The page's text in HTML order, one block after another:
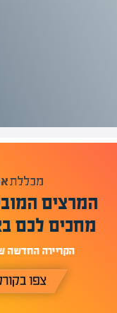
בישראל
אקדמי
מומחים
מעל 1000 מומחים
מחכים